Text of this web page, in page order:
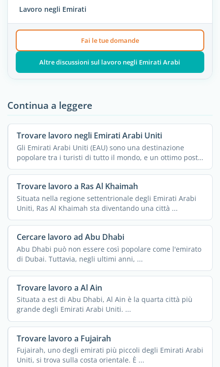
Lavoro negli Emirati
Fai le tue domande
Altre discussioni sul lavoro negli Emirati Arabi
Continua a leggere
Trovare lavoro negli Emirati Arabi Uniti
Gli Emirati Arabi Uniti (EAU) sono una destinazione
popolare tra i turisti di tutto il mondo, e un ottimo posto
di ...
Trovare lavoro a Ras Al Khaimah
Situata nella regione settentrionale degli Emirati Arabi
Uniti, Ras Al Khaimah sta diventando una città ...
Cercare lavoro ad Abu Dhabi
Abu Dhabi può non essere così popolare come l'emirato
di Dubai. Tuttavia, negli ultimi anni, ...
Trovare lavoro a Al Ain
Situata a est di Abu Dhabi, Al Ain è la quarta città più
grande degli Emirati Arabi Uniti. ...
Trovare lavoro a Fujairah
Fujairah, uno degli emirati più piccoli degli Emirati Arabi
Uniti, si trova sulla costa orientale. È ...